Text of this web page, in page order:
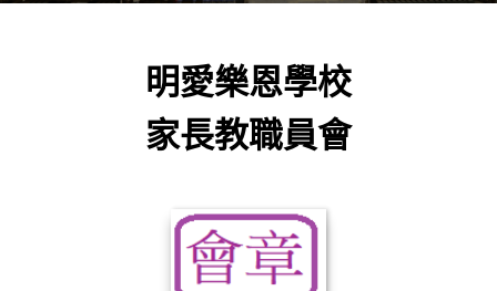
明愛樂恩學校
家長教職員會